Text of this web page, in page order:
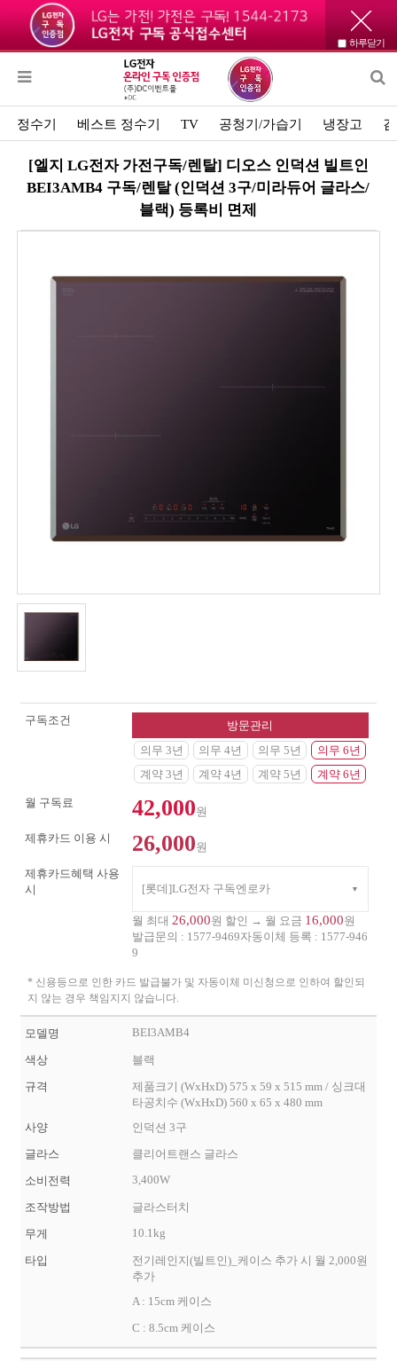
하루닫기
정수기 베스트 정수기 TV 공청기/가습기 냉장고
[엘지 LG전자 가전구독/렌탈] 디오스 인덕션 빌트인
BEI3AMB4 구독/렌탈 (인덕션 3구/미라듀어 글라스/
블랙) 등록비 면제
구독조건
방문관리
의무 3년
계약 3년
의무 4년
계약 4년
의무 5년
계약 5년
의무 6년
계약 6년
월 구독료 42,000원
제휴카드 이용 시
26,000원
제휴카드혜택 사용
시
[롯데]LG전자 구독엔로카
월 최대 26,000원 할인 → 월 요금 16,000원
발급문의 : 1577-9469자동이체 등록 : 1577-946
9
* 신용등으로 인한 카드 발급불가 및 자동이체 미신청으로 인하여 할인되
지 않는 경우 책임지지 않습니다.
모델명 BEI3AMB4
색상
블랙
규격
제품크기 (WxHxD) 575 x 59 x 515 mm / 싱크대
타공치수 (WxHxD) 560 x 65 x 480 mm
사양
인덕션 3구
글라스
클리어트랜스 글라스
소비전력
3,400W
조작방법
글라스터치
무게
10.1kg
타입
전기레인지(빌트인)_케이스 추가 시 월 2,000원
추가
A : 15cm 케이스
C : 8.5cm 케이스